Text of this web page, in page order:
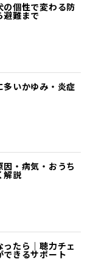
の個性で変わる防
避難まで
いかゆみ・炎症
・病気・おうち
解説
たら｜聴力チェ
できるサポート